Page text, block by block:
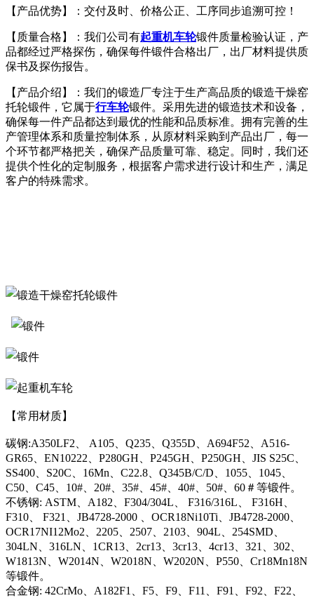
【产品优势】：交付及时、价格公正、工序同步追溯可控！
【质量合格】：我们公司有起重机车轮锻件质量检验认证，产
品都经过严格探伤，确保每件锻件合格出厂，出厂材料提供质
保书及探伤报告。
【产品介绍】：我们的锻造厂专注于生产高品质的锻造干燥窑
托轮锻件，它属于行车轮锻件。采用先进的锻造技术和设备，
确保每一件产品都达到最优的性能和品质标准。拥有完善的生
产管理体系和质量控制体系，从原材料采购到产品出厂，每一
个环节都严格把关，确保产品质量可靠、稳定。同时，我们还
提供个性化的定制服务，根据客户需求进行设计和生产，满足
客户的特殊需求。
【常用材质】
碳钢:A350LF2、 A105、Q235、Q355D、A694F52、A516-
GR65、EN10222、P280GH、P245GH、P250GH、JIS S25C、
SS400、S20C、16Mn、C22.8、Q345B/C/D、1055、1045、
C50、C45、10#、20#、35#、45#、40#、50#、60＃等锻件。
不锈钢: ASTM、A182、F304/304L、 F316/316L、 F316H、
F310、 F321、JB4728-2000 、OCR18Ni10Ti、JB4728-2000、
OCR17NI12Mo2、2205、2507、2103、904L、254SMD、
304LN、316LN、1CR13、2cr13、3cr13、4cr13、321、302、
W1813N、W2014N、W2018N、W2020N、P550、Cr18Mn18N
等锻件。
合金钢: 42CrMo、A182F1、F5、F9、F11、F91、F92、F22、